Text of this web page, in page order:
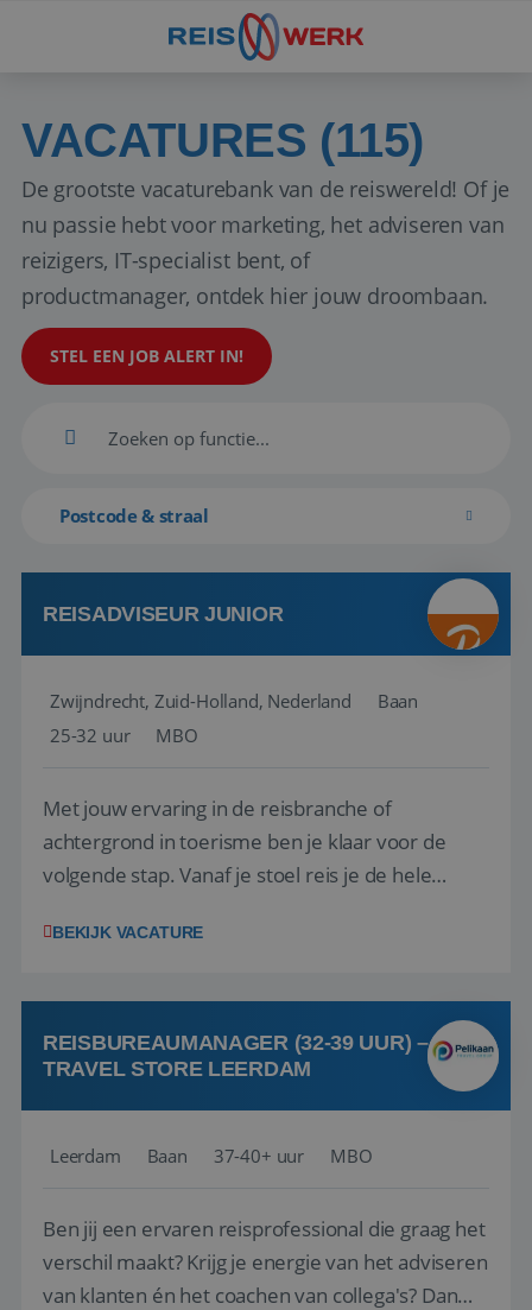
VACATURES (115)
De grootste vacaturebank van de reiswereld! Of je
nu passie hebt voor marketing, het adviseren van
reizigers, IT-specialist bent, of
productmanager, ontdek hier jouw droombaan.
STEL EEN JOB ALERT IN!
Postcode & straal
REISADVISEUR JUNIOR
Zwijndrecht, Zuid-Holland, Nederland
Baan
25-32 uur
MBO
Met jouw ervaring in de reisbranche of
achtergrond in toerisme ben je klaar voor de
volgende stap. Vanaf je stoel reis je de hele
wensen van je team, je klant en wat er in de
klanten te overtuigen om die droomreis te
boeken! ...
BEKIJK VACATURE
REISBUREAUMANAGER (32-39 UUR) –
TRAVEL STORE LEERDAM
Leerdam Baan 37-40+ uur MBO
Ben jij een ervaren reisprofessional die graag het
verschil maakt? Krijg je energie van het adviseren
van klanten én het coachen van collega's? Dan